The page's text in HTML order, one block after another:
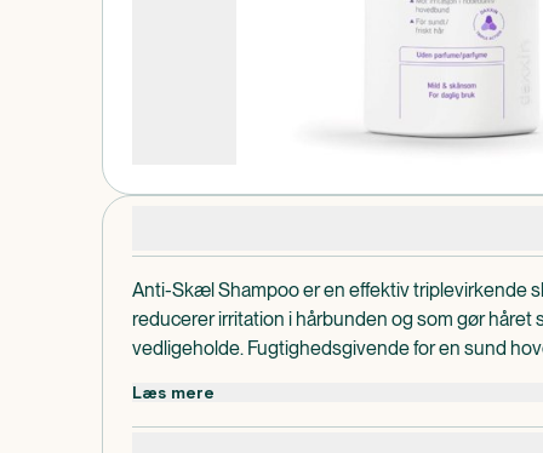
Anti-Skæl Shampoo er en effektiv triplevirkende
reducerer irritation i hårbunden og som gør håret
vedligeholde. Fugtighedsgivende for en sund
Anti-Skæl Shampoo er uden parfume.
Læs mere